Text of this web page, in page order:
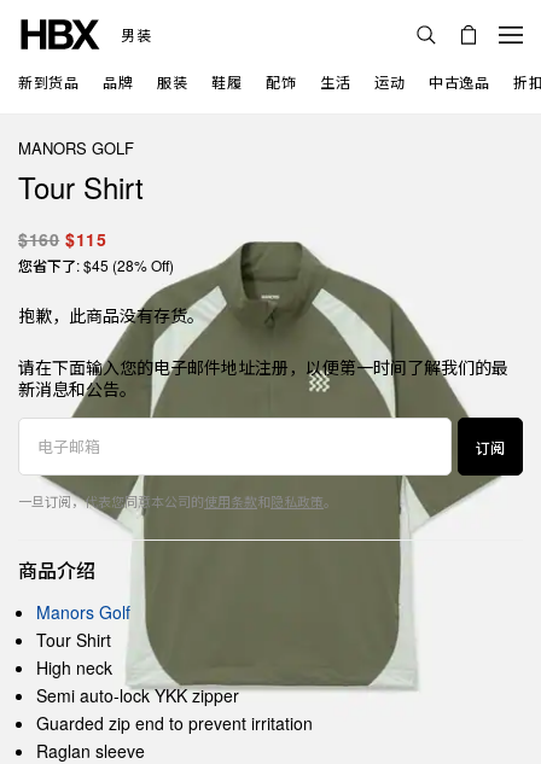
男装
新到货品 品牌 服装 鞋履 配饰 生活 运动 中古逸品 折
MANORS GOLF
Tour Shirt
$160 $115
您省下了: $45 (28% Off)
抱歉，此商品没有存货。
请在下面输入您的电子邮件地址注册，以便第一时间了解我们的最
新消息和公告。
订阅
一旦订阅，代表您同意本公司的使用条款和隐私政策。
商品介绍
Manors Golf
Tour Shirt
High neck
Semi auto-lock YKK zipper
Guarded zip end to prevent irritation
Raglan sleeve